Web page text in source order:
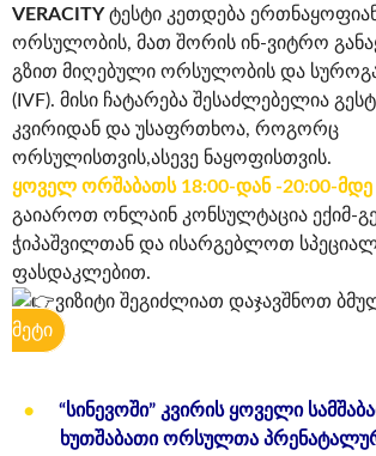
VERACITYტესტი კეთდება
ორსულობის, მათ შორის ინ-ვიტრო
გზით მიღებული ორსულობის და
(IVF). მისი ჩატარება შესაძლებელია
კვირიდან და უსაფრთხოა, როგორც
ორსულისთვის,ასევე ნაყოფისთვის.
ყოველ ორშაბათს 18:00-დან -20:00-მდე
გაიაროთ ონლაინ კონსულტაცია ექიმ-
ჭიპაშვილთან და ისარგებლოთ
ფასდაკლებით.
ვიზიტი შეგიძლიათ დაჯავშნოთ
მეტი
“სინევოში” კვირის ყოველი
ხუთშაბათი ორსულთა